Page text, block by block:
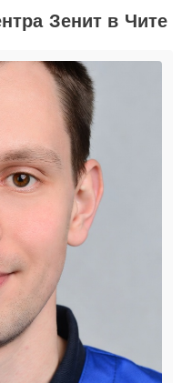
Зенит в Чите